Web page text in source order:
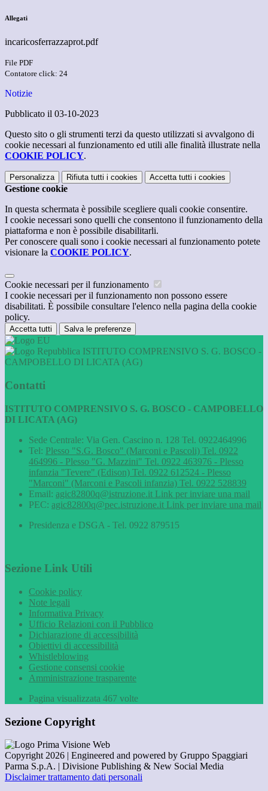
Allegati
incaricosferrazzaprot.pdf
File PDF
Contatore click: 24
Notizie
Pubblicato il 03-10-2023
Questo sito o gli strumenti terzi da questo utilizzati si avvalgono di
cookie necessari al funzionamento ed utili alle finalità illustrate nella
COOKIE POLICY.
Personalizza Rifiuta tutti i cookies Accetta tutti i cookies
Gestione cookie
In questa schermata è possibile scegliere quali cookie consentire.
I cookie necessari sono quelli che consentono il funzionamento della
piattaforma e non è possibile disabilitarli.
Per conoscere quali sono i cookie necessari al funzionamento potete
visionare la COOKIE POLICY.
Cookie necessari per il funzionamento
I cookie necessari per il funzionamento non possono essere
disabilitati. È possibile consultare l'elenco nella pagina della cookie
policy.
Accetta tutti Salva le preferenze
ISTITUTO COMPRENSIVO S. G. BOSCO -
CAMPOBELLO DI LICATA (AG)
Contatti
ISTITUTO COMPRENSIVO S. G. BOSCO - CAMPOBELLO
DI LICATA (AG)
Sede Centrale: Via Gen. Cascino n. 128 Tel. 0922464996
Tel: Plesso "S.G. Bosco" (Marconi e Pascoli) Tel. 0922
464996 - Plesso "G. Mazzini" Tel. 0922 463976 - Plesso
infanzia "Tevere" (Edison) Tel. 0922 612524 - Plesso
"Marconi" (Marconi e Pascoli infanzia) Tel. 0922 528839
Email: agic82800q@istruzione.it Link per inviare una mail
PEC: agic82800q@pec.istruzione.it Link per inviare una mail
Presidenza e DSGA - Tel. 0922 879515
Sezione Link Utili
Cookie policy
Note legali
Informativa Privacy
Ufficio Relazioni con il Pubblico
Dichiarazione di accessibilità
Obiettivi di accessibilità
Whistleblowing
Gestione consensi cookie
Amministrazione trasparente
Pagina visualizzata 467 volte
Sezione Copyright
Copyright 2026 | Engineered and powered by Gruppo Spaggiari
Parma S.p.A. | Divisione Publishing & New Social Media
Disclaimer trattamento dati personali